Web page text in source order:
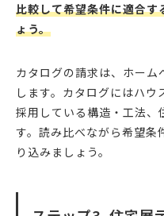
比較して希望条件に適合
ょう。
カタログの請求は、ホー
します。カタログにはハウ
採用している構造・工法、
す。読み比べながら希望条
り込みましょう。